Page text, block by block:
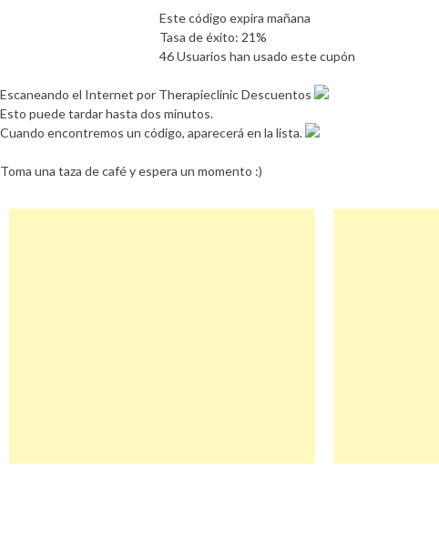
Este código expira mañana
Tasa de éxito: 21%
46 Usuarios han usado este cupón
Escaneando el Internet por Therapieclinic Descuentos
Esto puede tardar hasta dos minutos.
Cuando encontremos un código, aparecerá en la lista.
Toma una taza de café y espera un momento :)